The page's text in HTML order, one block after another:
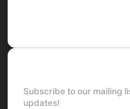
Subscribe to our mailing
updates!